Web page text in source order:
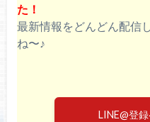
た！
最新情報をどんどん配信
ね〜♪
LINE@登